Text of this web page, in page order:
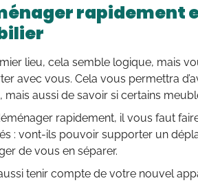
rapidement
lieu, cela semble logique, mais
avec vous. Cela vous permettra
mais aussi de savoir si certains
rapidement, il vous faut
: vont-ils pouvoir supporter un
de vous en séparer.
tenir compte de votre nouvel